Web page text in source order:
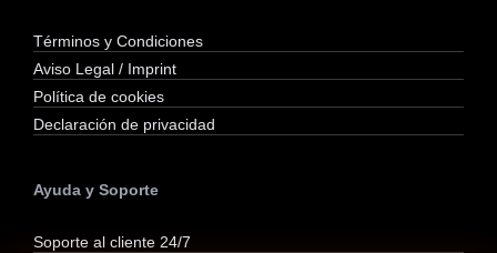
Términos y Condiciones
Aviso Legal / Imprint
Política de cookies
Declaración de privacidad
Ayuda y Soporte
Soporte al cliente 24/7